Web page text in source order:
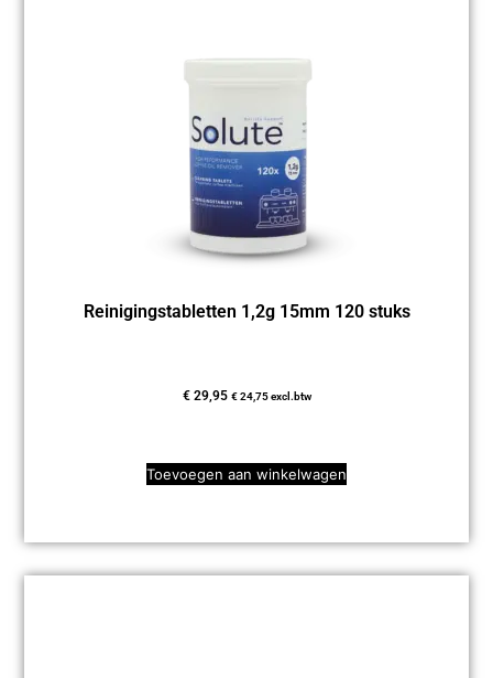
Reinigingstabletten 1,2g 15mm 120 stuks
€29,95 €24,75excl.btw
Toevoegen aan winkelwagen